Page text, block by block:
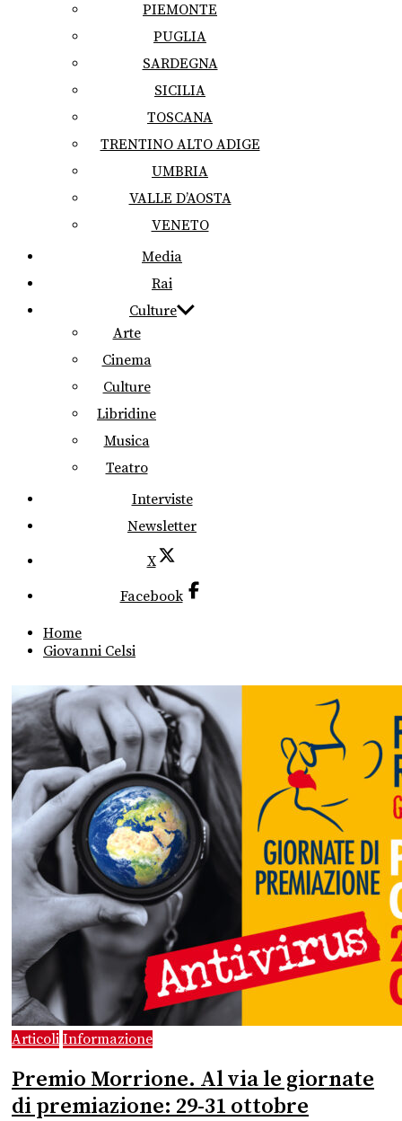
PIEMONTE
PUGLIA
SARDEGNA
SICILIA
TOSCANA
TRENTINO ALTO ADIGE
UMBRIA
VALLE D’AOSTA
VENETO
Media
Rai
Culture
Arte
Cinema
Culture
Libridine
Musica
Teatro
Interviste
Newsletter
X
Facebook
Home
Giovanni Celsi
Articoli Informazione
Premio Morrione. Al via le giornate
di premiazione: 29-31 ottobre